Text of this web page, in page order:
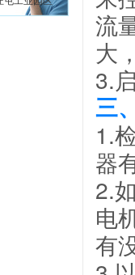
流
大
3.
三
1.
器
2.
电
有